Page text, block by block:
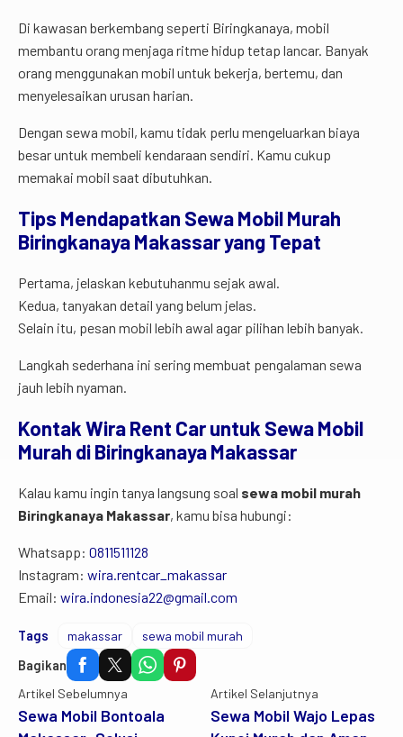
Di kawasan berkembang seperti Biringkanaya, mobil
membantu orang menjaga ritme hidup tetap lancar. Banyak
orang menggunakan mobil untuk bekerja, bertemu, dan
menyelesaikan urusan harian.
Dengan sewa mobil, kamu tidak perlu mengeluarkan biaya
besar untuk membeli kendaraan sendiri. Kamu cukup
memakai mobil saat dibutuhkan.
Tips Mendapatkan Sewa Mobil Murah
Biringkanaya Makassar yang Tepat
Pertama, jelaskan kebutuhanmu sejak awal.
Kedua, tanyakan detail yang belum jelas.
Selain itu, pesan mobil lebih awal agar pilihan lebih banyak.
Langkah sederhana ini sering membuat pengalaman sewa
jauh lebih nyaman.
Kontak Wira Rent Car untuk Sewa Mobil
Murah di Biringkanaya Makassar
Kalau kamu ingin tanya langsung soal sewa mobil murah
Biringkanaya Makassar, kamu bisa hubungi:
Whatsapp: 0811511128
Instagram: wira.rentcar_makassar
Email: wira.indonesia22@gmail.com
Tags makassar
sewa mobil murah
Bagikan
Artikel Sebelumnya
Sewa Mobil Bontoala
Artikel Selanjutnya
Sewa Mobil Wajo Lepas